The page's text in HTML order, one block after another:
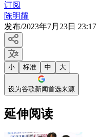
订阅
陈明耀
发布/2023年7月23日 23:17
小 标准 中 大
设为谷歌新闻首选来源
延伸阅读